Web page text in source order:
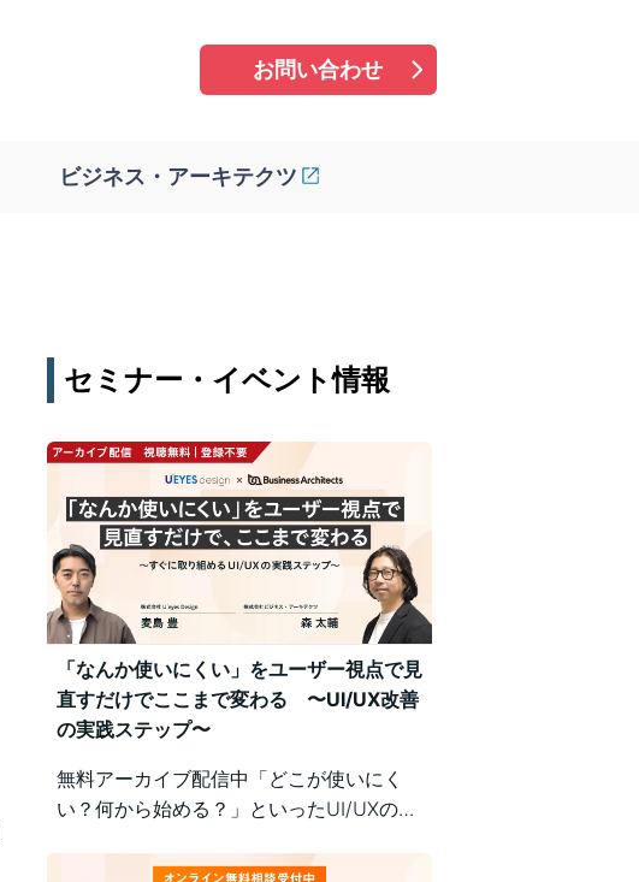
お問い合わせ
ビジネス・アーキテクツ
セミナー・イベント情報
「なんか使いにくい」をユーザー視点で見
直すだけでここまで変わる 〜UI/UX改善
の実践ステップ〜
無料アーカイブ配信中「どこが使いにく
い？何から始める？」といったUI/UXの悩
視点の改善ポイントで解決！組織内の意識